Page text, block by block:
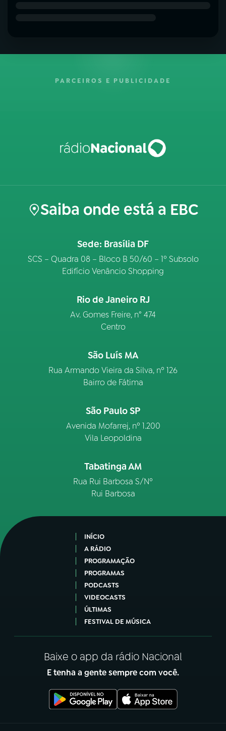
PARCEIROS E PUBLICIDADE
Saiba onde está a EBC
Sede: Brasília DF
SCS – Quadra 08 – Bloco B 50/60 – 1º Subsolo
Edifício Venâncio Shopping
Rio de Janeiro RJ
Av. Gomes Freire, n° 474
Centro
São Luís MA
Rua Armando Vieira da Silva, nº 126
Bairro de Fátima
São Paulo SP
Avenida Mofarrej, nº 1.200
Vila Leopoldina
Tabatinga AM
Rua Rui Barbosa S/Nº
Rui Barbosa
INÍCIO
A RÁDIO
PROGRAMAÇÃO
PROGRAMAS
PODCASTS
VIDEOCASTS
ÚLTIMAS
FESTIVAL DE MÚSICA
Baixe o app da rádio Nacional
E tenha a gente sempre com você.